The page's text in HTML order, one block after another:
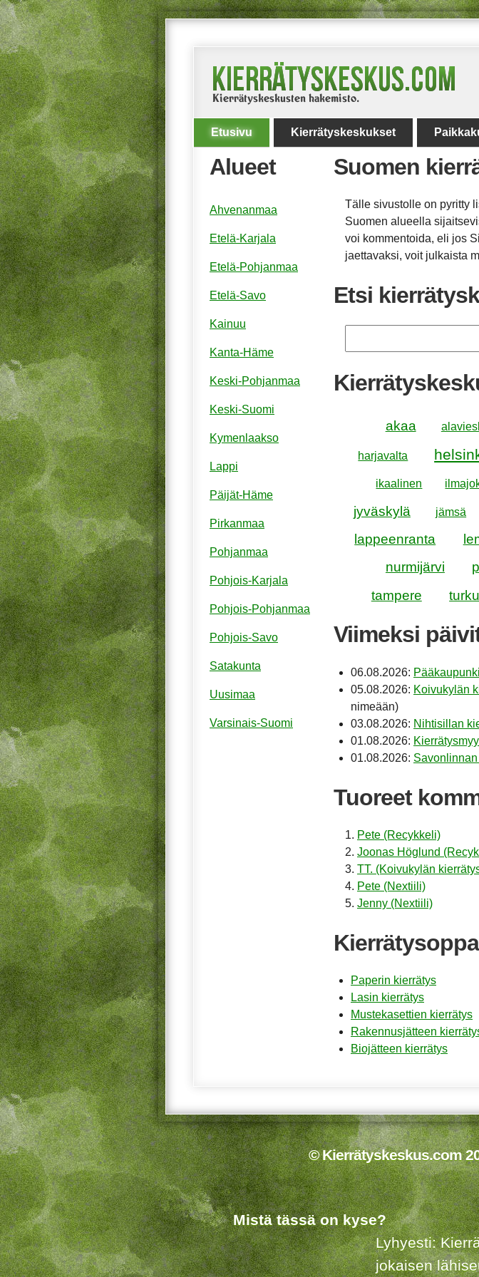
Etusivu Kierrätyskeskukset
Suomen
Tälle sivustolle on pyritty
Suomen alueella
voi kommentoida, eli jos
jaettavaksi, voit julkaista
Etsi
akaa
harjavalta
ikaalinen
jyväskylä
jämsä
lappeenranta
nurmijärvi
tampere
turku
Viimeksi
06.08.2026:
05.08.2026: Koivukylän
nimeään)
03.08.2026: Nihtisillan
01.08.2026:
01.08.2026:
Tuoreet
Pete (Recykkeli)
Joonas Höglund
TT. (Koivukylän
Pete (Nextiili)
Jenny (Nextiili)
Paperin kierrätys
Lasin kierrätys
Mustekasettien kierrätys
Rakennusjätteen
Biojätteen kierrätys
Alueet
Ahvenanmaa
Etelä-Karjala
Etelä-Pohjanmaa
Etelä-Savo
Kainuu
Kanta-Häme
Keski-Pohjanmaa
Keski-Suomi
Kymenlaakso
Lappi
Päijät-Häme
Pirkanmaa
Pohjanmaa
Pohjois-Karjala
Pohjois-Pohjanmaa
Pohjois-Savo
Satakunta
Uusimaa
Varsinais-Suomi
© Kierrätyskeskus.com
Mistä tässä on kyse?
Lyhyesti:
jokaisen